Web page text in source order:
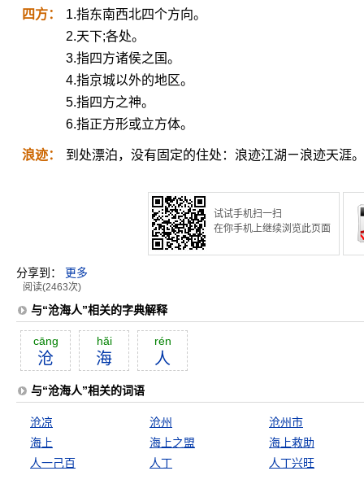
四方：
1.指东南西北四个方向。
2.天下;各处。
3.指四方诸侯之国。
4.指京城以外的地区。
5.指四方之神。
6.指正方形或立方体。
浪迹： 到处漂泊，没有固定的住处：浪迹江湖ㄧ浪迹天涯。
试试手机扫一扫
在你手机上继续浏览此页面
分享到： 更多
阅读(2463次)
与“沧海人”相关的字典解释
cāng
沧
hăi
海
rén
人
与“沧海人”相关的词语
沧凉 沧州
沧州市
海上
海上之盟
海上救助
人一己百
人丁 人丁兴旺